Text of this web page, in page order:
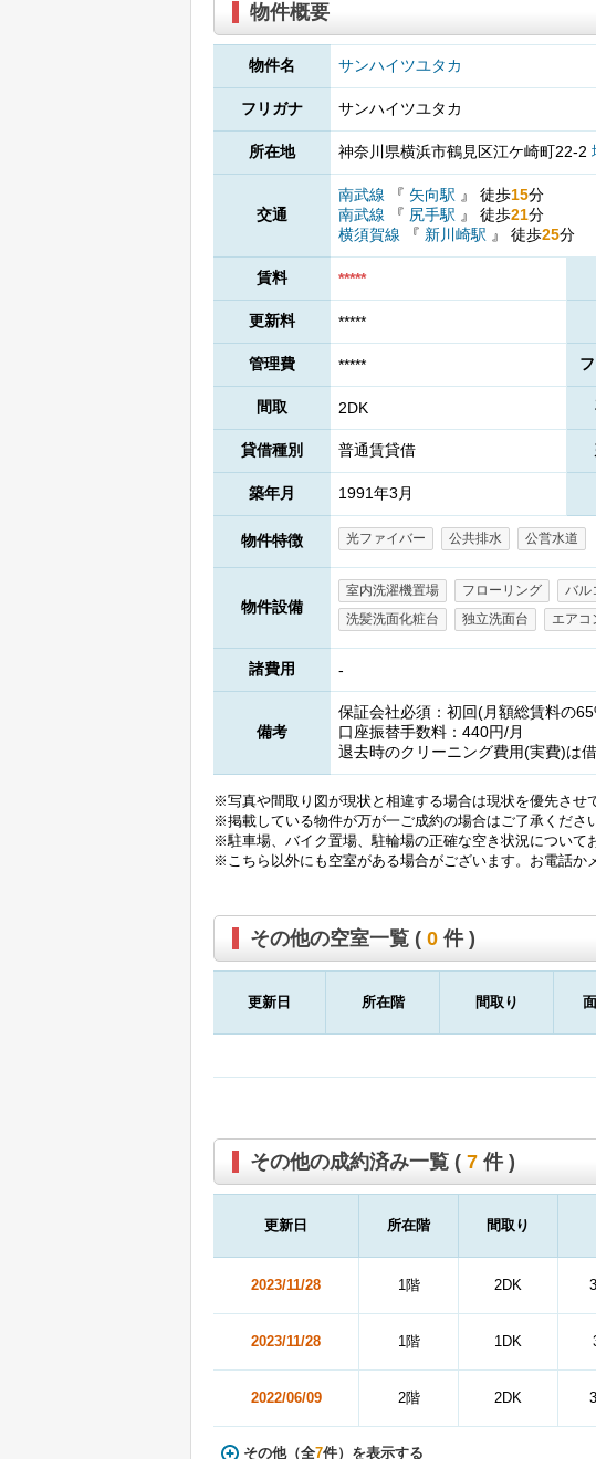
物件概要
物件名 サンハイツユタカ
フリガナ サンハイツユタカ
所在地 神奈川県横浜市鶴見区江ケ崎町22-2
交通
南武線 『 矢向駅 』 徒歩15分
南武線
『 尻手駅 』 徒歩21分
横須賀線
『 新川崎駅 』 徒歩25分
賃料 *****
更新料 *****
管理費 *****
間取 2DK
貸借種別 普通賃貸借
築年月 1991年3月
物件特徴 光ファイバー 公共排水 公営水道
物件設備
室内洗濯機置場 フローリング バル
洗髪洗面化粧台
独立洗面台 エアコ
諸費用 -
備考
保証会社必須：初回(月額総賃料の
口座振替手数料：440円/月
退去時のクリーニング費用(実費)は
※写真や間取り図が現状と相違する場合は現状を優先させ
※掲載している物件が万が一ご成約の場合はご了承ください
※駐車場、バイク置場、駐輪場の正確な空き状況について
※こちら以外にも空室がある場合がございます。お電話か
その他の空室一覧 ( 0 件 )
更新日 所在階 間取り
その他の成約済み一覧 ( 7 件 )
更新日 所在階 間取り
2023/11/28 1階 2DK
2023/11/28 1階 1DK
2022/06/09 2階 2DK
その他（全7件）を表示する